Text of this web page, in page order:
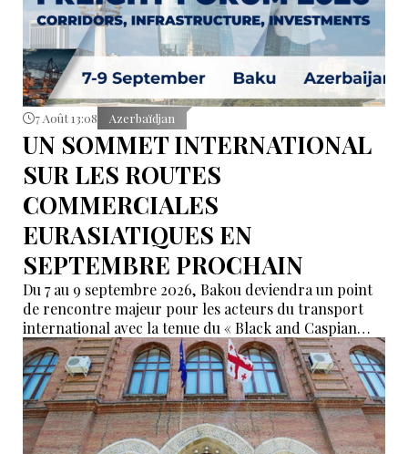
7 Août 13:08 Azerbaïdjan
UN SOMMET INTERNATIONAL
SUR LES ROUTES
COMMERCIALES
EURASIATIQUES EN
SEPTEMBRE PROCHAIN
Du 7 au 9 septembre 2026, Bakou deviendra un point
de rencontre majeur pour les acteurs du transport
international avec la tenue du « Black and Caspian
Freight Forum 2026 ». L’événement réunira des
représentants des ports, du transport maritime, du
ferroviaire, de la logistique et des institutions
financières afin de discuter de l’avenir des corridors
reliant l’Asie, la mer Caspienne, la région de la mer
Noire et l’Europe.